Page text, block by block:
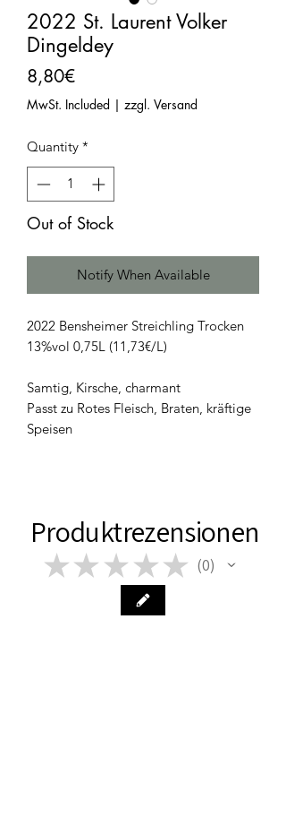
2022 St. Laurent Volker
Dingeldey
8,80€Price
MwSt. Included | zzgl. Versand
Quantity *
Out of Stock
Notify When Available
2022 Bensheimer Streichling Trocken
13%vol 0,75L (11,73€/L)
Samtig, Kirsche, charmant
Passt zu Rotes Fleisch, Braten, kräftige
Speisen
Produktrezensionen
★ ★ ★ ★ ★ 0
0